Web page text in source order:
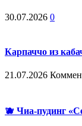
30.07.2026 0
Карпаччо из
21.07.2026
🫐 Чиа-пудинг